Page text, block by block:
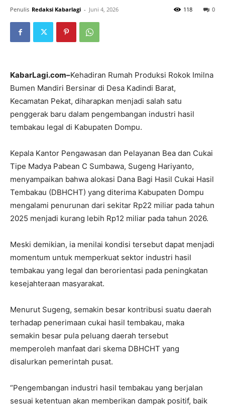
Penulis Redaksi Kabarlagi - Juni 4, 2026 0
118
KabarLagi.com–Kehadiran Rumah Produksi Rokok Imilna
Bumen Mandiri Bersinar di Desa Kadindi Barat,
Kecamatan Pekat, diharapkan menjadi salah satu
penggerak baru dalam pengembangan industri hasil
tembakau legal di Kabupaten Dompu.
Kepala Kantor Pengawasan dan Pelayanan Bea dan Cukai
Tipe Madya Pabean C Sumbawa, Sugeng Hariyanto,
menyampaikan bahwa alokasi Dana Bagi Hasil Cukai Hasil
Tembakau (DBHCHT) yang diterima Kabupaten Dompu
mengalami penurunan dari sekitar Rp22 miliar pada tahun
2025 menjadi kurang lebih Rp12 miliar pada tahun 2026.
Meski demikian, ia menilai kondisi tersebut dapat menjadi
momentum untuk memperkuat sektor industri hasil
tembakau yang legal dan berorientasi pada peningkatan
kesejahteraan masyarakat.
Menurut Sugeng, semakin besar kontribusi suatu daerah
terhadap penerimaan cukai hasil tembakau, maka
semakin besar pula peluang daerah tersebut
memperoleh manfaat dari skema DBHCHT yang
disalurkan pemerintah pusat.
“Pengembangan industri hasil tembakau yang berjalan
sesuai ketentuan akan memberikan dampak positif, baik